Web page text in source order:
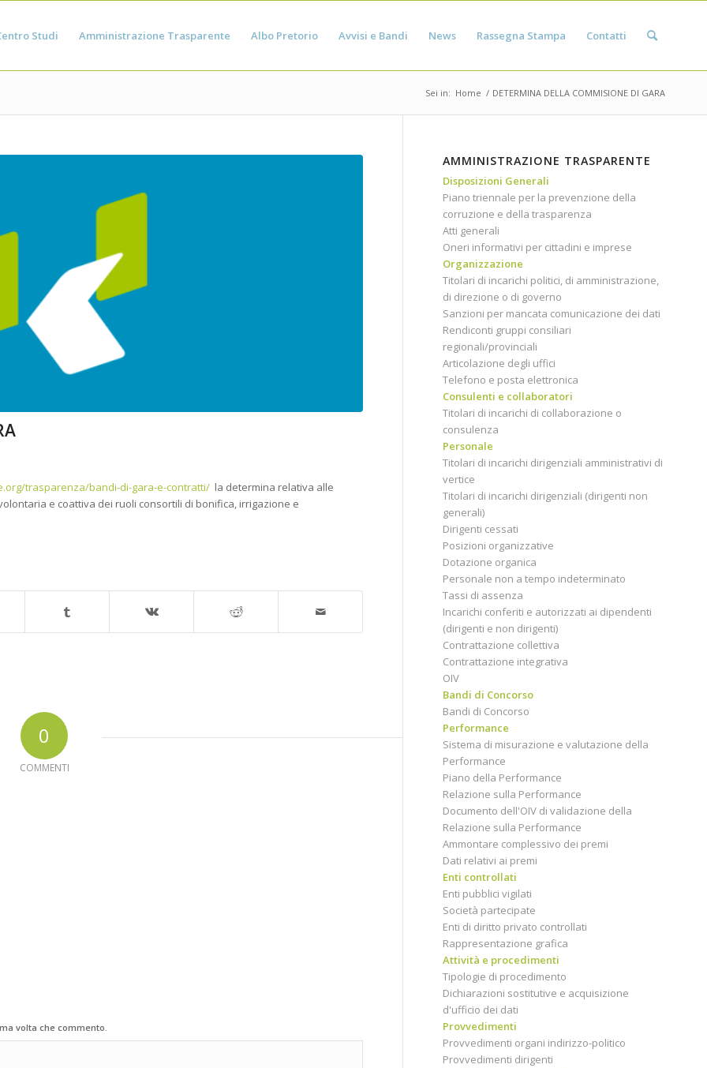
Studi Amministrazione Trasparente Albo Pretorio Avvisi e Bandi News Rassegna Stampa Contatti
Sei in: Home / DETERMINA DELLA COMMISIONE DI GARA
trasparenza/bandi-di-gara-e-contratti/ la determina relativa alle
e coattiva dei ruoli consortili di bonifica, irrigazione e
0
COMMENTI
volta che commento.
AMMINISTRAZIONE TRASPARENTE
Disposizioni Generali
Piano triennale per la prevenzione della
corruzione e della trasparenza
Atti generali
Oneri informativi per cittadini e imprese
Organizzazione
Titolari di incarichi politici, di amministrazione,
di direzione o di governo
Sanzioni per mancata comunicazione dei dati
Rendiconti gruppi consiliari
regionali/provinciali
Articolazione degli uffici
Telefono e posta elettronica
Consulenti e collaboratori
Titolari di incarichi di collaborazione o
consulenza
Personale
Titolari di incarichi dirigenziali amministrativi di
vertice
Titolari di incarichi dirigenziali (dirigenti non
generali)
Dirigenti cessati
Posizioni organizzative
Dotazione organica
Personale non a tempo indeterminato
Tassi di assenza
Incarichi conferiti e autorizzati ai dipendenti
(dirigenti e non dirigenti)
Contrattazione collettiva
Contrattazione integrativa
OIV
Bandi di Concorso
Bandi di Concorso
Performance
Sistema di misurazione e valutazione della
Performance
Piano della Performance
Relazione sulla Performance
Documento dell'OIV di validazione della
Relazione sulla Performance
Ammontare complessivo dei premi
Dati relativi ai premi
Enti controllati
Enti pubblici vigilati
Società partecipate
Enti di diritto privato controllati
Rappresentazione grafica
Attività e procedimenti
Tipologie di procedimento
Dichiarazioni sostitutive e acquisizione
d'ufficio dei dati
Provvedimenti
Provvedimenti organi indirizzo-politico
Provvedimenti dirigenti